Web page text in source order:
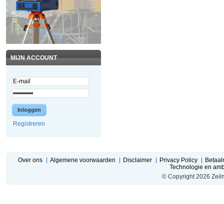
MIJN ACCOUNT
Inloggen
Registreren
Over ons Algemene voorwaarden Disclaimer Privacy Policy
Technologie en
© Copyright 2026